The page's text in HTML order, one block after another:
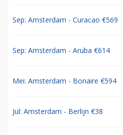
Sep: Amsterdam - Curacao €569
Sep: Amsterdam - Aruba €614
Mei: Amsterdam - Bonaire €594
Jul: Amsterdam - Berlijn €38